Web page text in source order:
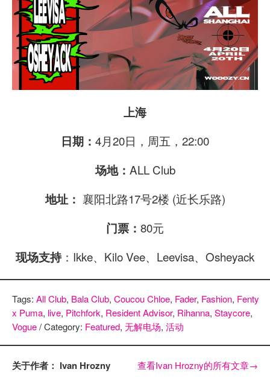
上海
日期： 4月20日，周五，22:00
场地： ALL Club
地址： 襄阳北路17号2楼 (近长乐路)
门票： 80元
现场支持：Ikke、Kilo Vee、Leevisa、Osheyack
Tags: All Club, Bala Club, Coucou Chloe, Fader, Fashion, Fenty
x Puma, live, Pitchfork, Resident Advisor, Rihanna, Staycore,
Vogue/ Category: Featured, 无解电场, 活动
关于作者： Ivan Hrozny 查看Ivan Hrozny的所有文章→